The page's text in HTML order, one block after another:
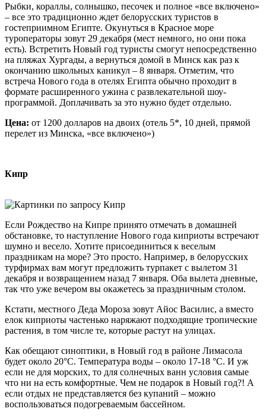
Рыбки, кораллы, солнышко, песочек и полное «все включено»
– все это традиционно ждет белорусских туристов в
гостеприимном Египте. Окунуться в Красное море
туроператоры зовут 29 декабря (мест немного, но они пока
есть). Встретить Новый год туристы смогут непосредственно
на пляжах Хургады, а вернуться домой в Минск как раз к
окончанию школьных каникул – 8 января. Отметим, что
встреча Нового года в отелях Египта обычно проходит в
формате расширенного ужина с развлекательной шоу-
программой. Доплачивать за это нужно будет отдельно.
Цена: от 1200 долларов на двоих (отель 5*, 10 дней, прямой
перелет из Минска, «все включено»)
Кипр
Если Рождество на Кипре принято отмечать в домашней
обстановке, то наступление Нового года киприоты встречают
шумно и весело. Хотите присоединиться к веселым
праздникам на море? Это просто. Например, в белорусских
турфирмах вам могут предложить турпакет с вылетом 31
декабря и возвращением назад 7 января. Оба вылета дневные,
так что уже вечером вы окажетесь за праздничным столом.
Кстати, местного Деда Мороза зовут Айос Василис, а вместо
елок киприоты частенько наряжают подходящие тропические
растения, в том числе те, которые растут на улицах.
Как обещают синоптики, в Новый год в районе Лимасола
будет около 20°C. Температура воды – около 17-18 °C. И уж
если не для морских, то для солнечных ванн условия самые
что ни на есть комфортные. Чем не подарок в Новый год?! А
если отдых не представляется без купаний – можно
воспользоваться подогреваемым бассейном.